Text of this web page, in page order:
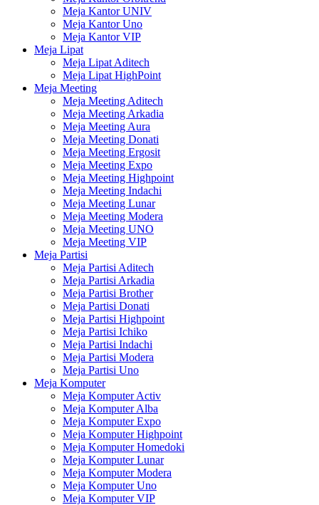
Meja Kantor UNIV
Meja Kantor Uno
Meja Kantor VIP
Meja Lipat
Meja Lipat Aditech
Meja Lipat HighPoint
Meja Meeting
Meja Meeting Aditech
Meja Meeting Arkadia
Meja Meeting Aura
Meja Meeting Donati
Meja Meeting Ergosit
Meja Meeting Expo
Meja Meeting Highpoint
Meja Meeting Indachi
Meja Meeting Lunar
Meja Meeting Modera
Meja Meeting UNO
Meja Meeting VIP
Meja Partisi
Meja Partisi Aditech
Meja Partisi Arkadia
Meja Partisi Brother
Meja Partisi Donati
Meja Partisi Highpoint
Meja Partisi Ichiko
Meja Partisi Indachi
Meja Partisi Modera
Meja Partisi Uno
Meja Komputer
Meja Komputer Activ
Meja Komputer Alba
Meja Komputer Expo
Meja Komputer Highpoint
Meja Komputer Homedoki
Meja Komputer Lunar
Meja Komputer Modera
Meja Komputer Uno
Meja Komputer VIP